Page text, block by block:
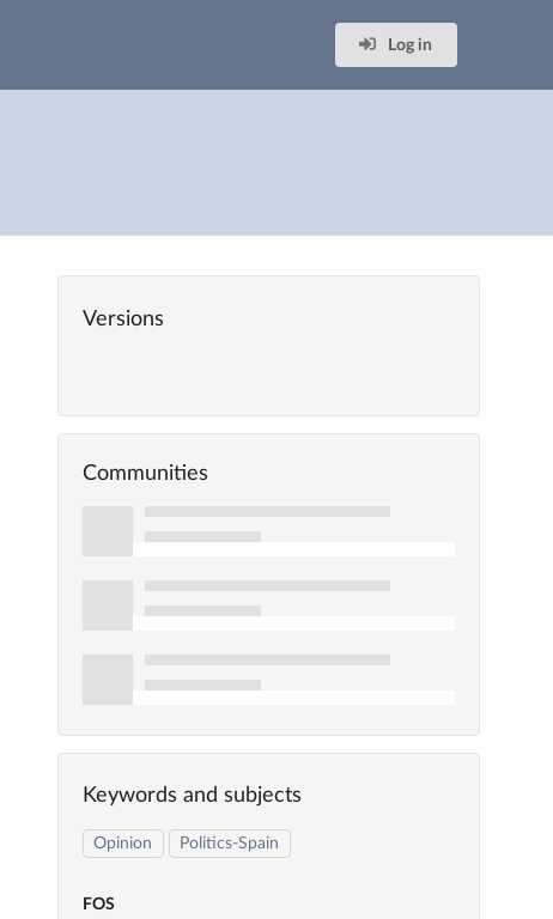
Log in
Versions
Communities
Keywords and subjects
Opinion Politics-Spain
FOS